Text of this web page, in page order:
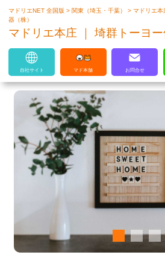
マドリエはLIXILの厳しい基準
マドリエNET 全国版> 関東（埼玉・千葉）>マドリエ本
器（株）
マドリエ本庄 ｜ 埼群トーヨー
自社サイト マド本舗 お問合せ